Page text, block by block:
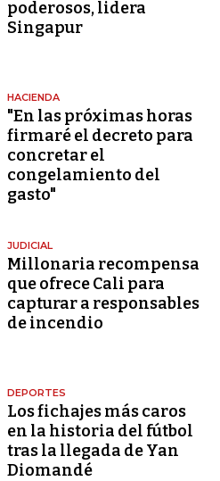
poderosos, lidera
Singapur
HACIENDA
"En las próximas horas
firmaré el decreto para
concretar el
congelamiento del
gasto"
JUDICIAL
Millonaria recompensa
que ofrece Cali para
capturar a responsables
de incendio
DEPORTES
Los fichajes más caros
en la historia del fútbol
tras la llegada de Yan
Diomandé